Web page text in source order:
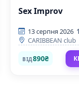
Sex Improv
13 серпня 2026
CARIBBEAN club
ВІД890₴